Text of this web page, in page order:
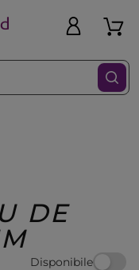
DE
Disponibile
Filtra